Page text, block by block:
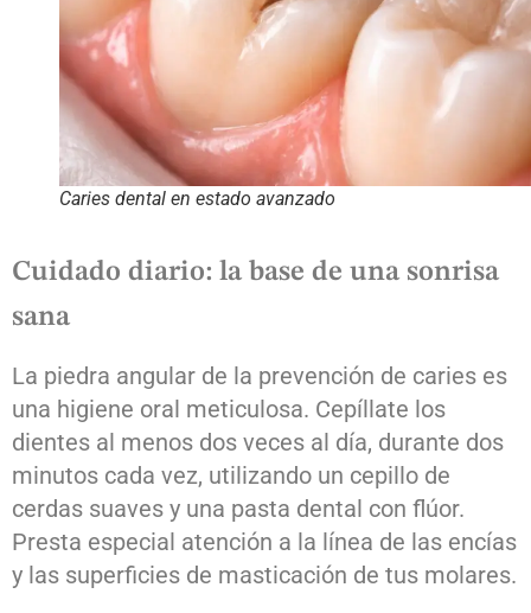
Caries dental en estado avanzado
Cuidado diario: la base de una sonrisa
sana
La piedra angular de la prevención de caries es
una higiene oral meticulosa. Cepíllate los
dientes al menos dos veces al día, durante dos
minutos cada vez, utilizando un cepillo de
cerdas suaves y una pasta dental con flúor.
Presta especial atención a la línea de las encías
y las superficies de masticación de tus molares.